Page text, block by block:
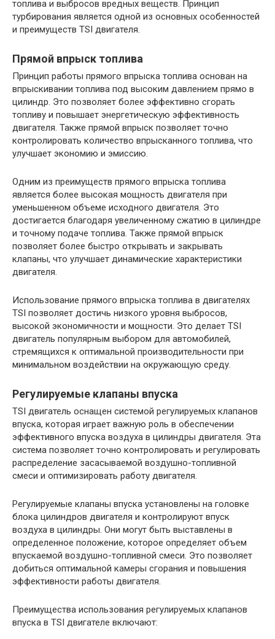
топлива и выбросов вредных веществ. Принцип
турбирования является одной из основных особенностей
и преимуществ TSI двигателя.
Прямой впрыск топлива
Принцип работы прямого впрыска топлива основан на
впрыскивании топлива под высоким давлением прямо в
цилиндр. Это позволяет более эффективно сгорать
топливу и повышает энергетическую эффективность
двигателя. Также прямой впрыск позволяет точно
контролировать количество впрысканного топлива, что
улучшает экономию и эмиссию.
Одним из преимуществ прямого впрыска топлива
является более высокая мощность двигателя при
уменьшенном объеме исходного двигателя. Это
достигается благодаря увеличенному сжатию в цилиндре
и точному подаче топлива. Также прямой впрыск
позволяет более быстро открывать и закрывать
клапаны, что улучшает динамические характеристики
двигателя.
Использование прямого впрыска топлива в двигателях
TSI позволяет достичь низкого уровня выбросов,
высокой экономичности и мощности. Это делает TSI
двигатель популярным выбором для автомобилей,
стремящихся к оптимальной производительности при
минимальном воздействии на окружающую среду.
Регулируемые клапаны впуска
TSI двигатель оснащен системой регулируемых клапанов
впуска, которая играет важную роль в обеспечении
эффективного впуска воздуха в цилиндры двигателя. Эта
система позволяет точно контролировать и регулировать
распределение засасываемой воздушно-топливной
смеси и оптимизировать работу двигателя.
Регулируемые клапаны впуска установлены на головке
блока цилиндров двигателя и контролируют впуск
воздуха в цилиндры. Они могут быть выставлены в
определенное положение, которое определяет объем
впускаемой воздушно-топливной смеси. Это позволяет
добиться оптимальной камеры сгорания и повышения
эффективности работы двигателя.
Преимущества использования регулируемых клапанов
впуска в TSI двигателе включают: